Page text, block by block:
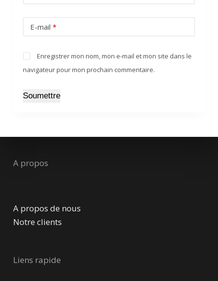
E-mail *
Enregistrer mon nom, mon e-mail et mon site dans le
navigateur pour mon prochain commentaire.
Soumettre
A propos
A propos de nous
Notre clients
Liens rapide